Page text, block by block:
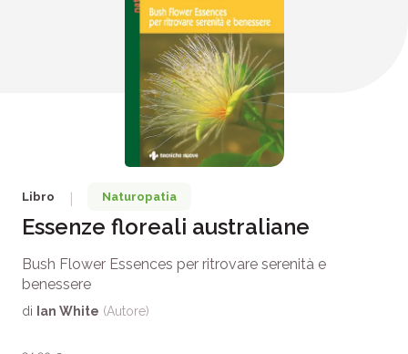
Libro Naturopatia
Essenze floreali australiane
Bush Flower Essences per ritrovare serenità e
benessere
di Ian White (Autore)